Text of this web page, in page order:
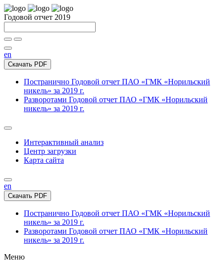
Годовой отчет 2019
en
Скачать PDF
Постранично Годовой отчет ПАО «ГМК «Норильский
никель» за 2019 г.
Разворотами Годовой отчет ПАО «ГМК «Норильский
никель» за 2019 г.
Интерактивный анализ
Центр загрузки
Карта сайта
en
Скачать PDF
Постранично Годовой отчет ПАО «ГМК «Норильский
никель» за 2019 г.
Разворотами Годовой отчет ПАО «ГМК «Норильский
никель» за 2019 г.
Меню